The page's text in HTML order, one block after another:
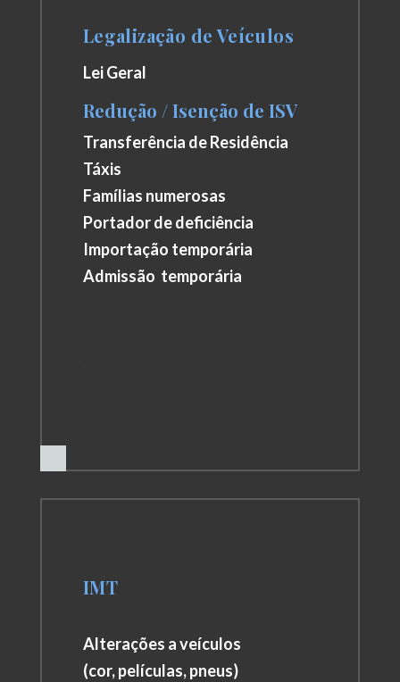
Legalização de Veículos
Lei Geral
Redução / Isenção de ISV
Transferência de Residência
Táxis
Famílias numerosas
Portador de deficiência
Importação temporária
Admissão temporária
IMT
Alterações a veículos
(cor, películas, pneus)